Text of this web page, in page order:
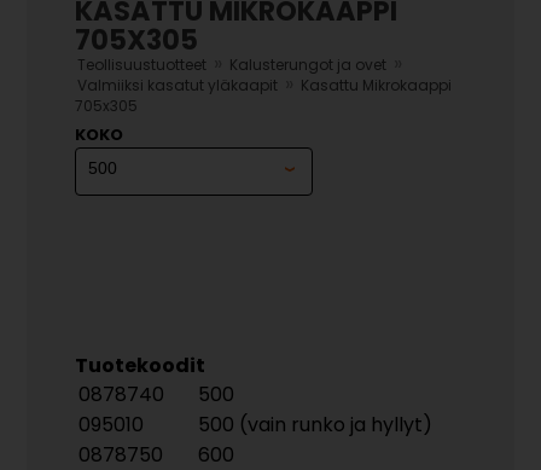
KASATTU MIKROKAAPPI
705X305
Teollisuustuotteet Kalusterungot ja ovet
Valmiiksi kasatut yläkaapit
Kasattu Mikrokaappi
705x305
KOKO
Tuotekoodit
0878740
500
095010
500 (vain runko ja hyllyt)
0878750
600